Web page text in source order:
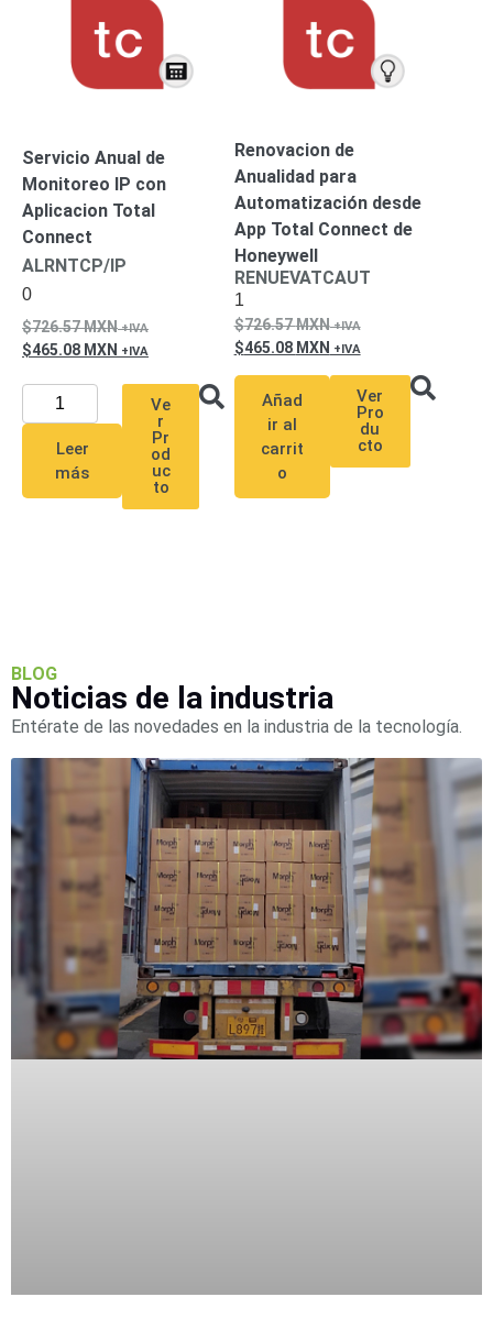
Memorias
SDServidores
Software
VMS y
EPCOM
CloudHIKVISION
Móviles,
Cams y
Body
Cams
Accesorios
AccesoriosIntercomunicadores Videoporteros
AnalógicosVideoporteros
Servicio Anual de
Monitoreo IP con
Aplicacion Total
Connect
ALRNTCP/IP
0
726.57MXN
465.08 MXN
Leer
más
Ve
r
Pr
od
uc
to
Renovacion de
Anualidad para
Automatización desde
App Total Connect de
Honeywell
RENUEVATCAUT
1
726.57MXN
465.08 MXN
Añad
ir al
carrit
o
Ver
Pro
du
cto
BLOG
Noticias de la industria
Entérate de las novedades en la industria de la tecnología.